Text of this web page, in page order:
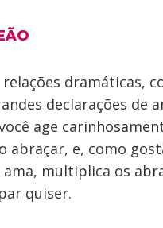
dramáticas,
declarações de
age
abraçar, e, como
multiplica os
quiser.